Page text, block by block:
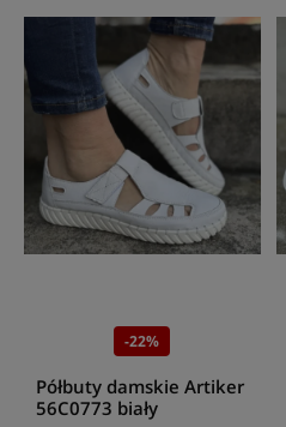
-22%
Półbuty damskie Artiker
56C0773 biały